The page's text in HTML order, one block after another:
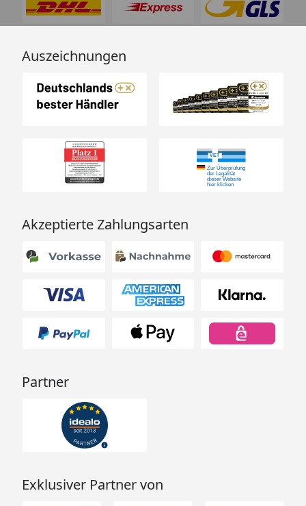
Auszeichnungen
Akzeptierte Zahlungsarten
Partner
Exklusiver Partner von